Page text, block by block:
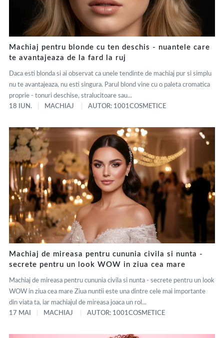
Machiaj pentru blonde cu ten deschis - nuantele care
te avantajeaza de la fard la ruj
Daca esti blonda si ai observat ca unele tendinte de machiaj pur si simplu
nu te avantajeaza, nu esti singura. Parul blond vine cu o paleta cromatica
proprie - tonuri deschise, stralucitoare sau...
18 IUN.
MACHIAJ AUTOR: 1001COSMETICE
Machiaj de mireasa pentru cununia civila si nunta -
secrete pentru un look WOW in ziua cea mare
Machiaj de mireasa pentru cununia civila si nunta - secrete pentru un look
WOW in ziua cea mare Ziua nuntii este una dintre cele mai importante
din viata ta, iar machiajul de mireasa joaca un rol...
17 MAI
MACHIAJ AUTOR: 1001COSMETICE